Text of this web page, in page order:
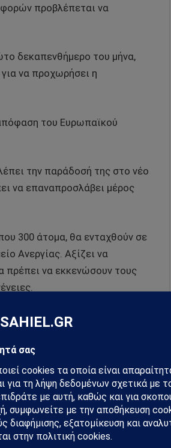
προβλέπεται να
δεκαπενθήμερο του μήνα,
να προχωρήσει η
του Ευρωπαϊκού
την παράδοσή της στο νέο
να επαναπροσλάβει μέρος
300 άτομα, θα ενταχθούν σε
Ανεργίας. Αξίζει να
πρέπει να εκκενώσουν τους
ειδήσεις.
τις σημαντικότερες